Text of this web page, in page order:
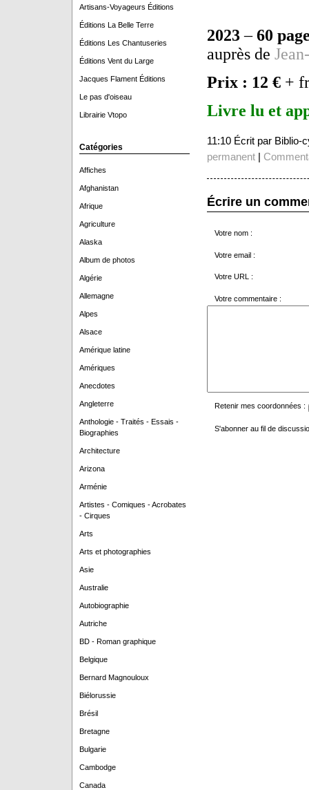
Artisans-Voyageurs Éditions
Éditions La Belle Terre
Éditions Les Chantuseries
Éditions Vent du Large
Jacques Flament Éditions
Le pas d'oiseau
Librairie Vtopo
Catégories
Affiches
Afghanistan
Afrique
Agriculture
Alaska
Album de photos
Algérie
Allemagne
Alpes
Alsace
Amérique latine
Amériques
Anecdotes
Angleterre
Anthologie - Traités - Essais -
Biographies
Architecture
Arizona
Arménie
Artistes - Comiques - Acrobates
- Cirques
Arts
Arts et photographies
Asie
Australie
Autobiographie
Autriche
BD - Roman graphique
Belgique
Bernard Magnouloux
Biélorussie
Brésil
Bretagne
Bulgarie
Cambodge
Canada
2023–60
auprès de
Prix : 12 €+
Livre lu et
11:10 Écrit par Biblio-
permanent|
Écrire un
Votre nom :
Votre email :
Votre URL :
Votre commentaire :
Retenir mes coordonnées :
S'abonner au fil de